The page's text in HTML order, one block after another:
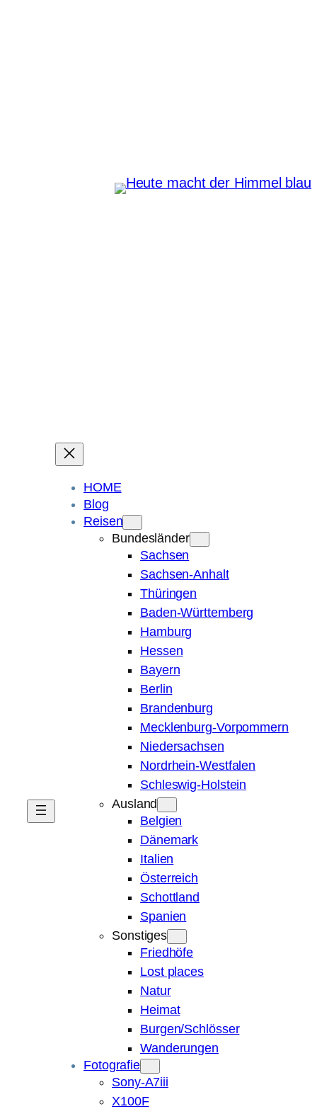
HOME
Blog
Reisen
Bundesländer
Sachsen
Sachsen-Anhalt
Thüringen
Baden-Württemberg
Hamburg
Hessen
Bayern
Berlin
Brandenburg
Mecklenburg-Vorpommern
Niedersachsen
Nordrhein-Westfalen
Schleswig-Holstein
Ausland
Belgien
Dänemark
Italien
Österreich
Schottland
Spanien
Sonstiges
Friedhöfe
Lost places
Natur
Heimat
Burgen/Schlösser
Wanderungen
Fotografie
Sony-A7iii
X100F